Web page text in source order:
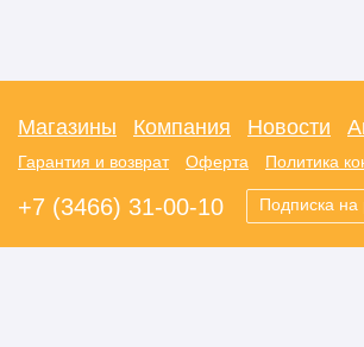
Магазины Компания Новости
Гарантия и возврат Оферта Политика
+7 (3466) 31-00-10 Подписка на